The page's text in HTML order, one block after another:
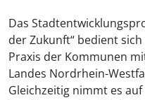
Das
der Zukunft“ bedient
Praxis der Kommunen
Landes Nordrhein-
Gleichzeitig nimmt es